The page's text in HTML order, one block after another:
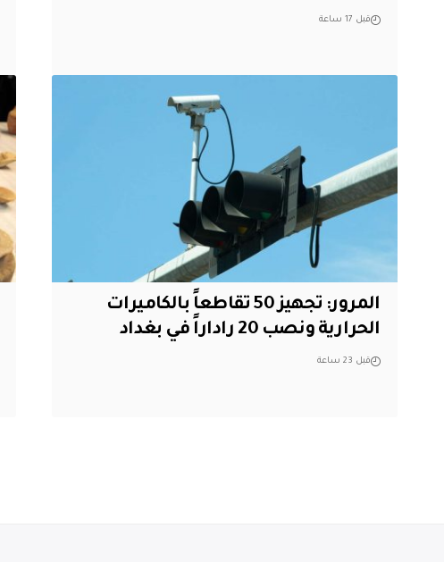
قبل 17 ساعة
المرور: تجهيز 50 تقاطعاً بالكاميرات
الحرارية ونصب 20 راداراً في بغداد
قبل 23 ساعة